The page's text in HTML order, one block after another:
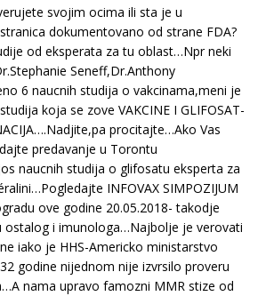
svojim ocima ili sta je u
dokumentovano od strane FDA?
od eksperata za tu oblast…Npr neki
Seneff,Dr.Anthony
6 naucnih studija o vakcinama,meni je
koja se zove VAKCINE I GLIFOSAT-
procitajte…Ako Vas
predavanje u Torontu
naucnih studija o glifosatu eksperta za
INFOVAX SIMPOZIJUM
ove godine 20.05.2018- takodje
ostalog i imunologa…Najbolje je verovati
iako je HHS-Americko ministarstvo
godine nijednom nije izvrsilo proveru
nama upravo famozni MMR stize od